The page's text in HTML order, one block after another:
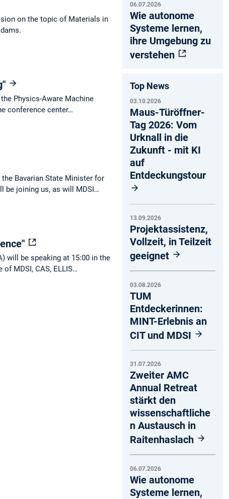
on the topic of Materials in
Physics-Aware Machine
conference center…
Bavarian State Minister for
be joining us, as will MDSI…
will be speaking at 15:00 in the
MDSI, CAS, ELLIS…
06.07.2026
Wie autonome
Systeme lernen,
ihre Umgebung zu
verstehen
Top News
03.10.2026
Maus-Türöffner-
Tag 2026: Vom
Urknall in die
Zukunft - mit KI
auf
Entdeckungstour
13.09.2026
Projektassistenz,
Vollzeit, in Teilzeit
geeignet
03.08.2026
TUM
Entdeckerinnen:
MINT-Erlebnis an
CIT und MDSI
31.07.2026
Zweiter AMC
Annual Retreat
stärkt den
wissenschaftliche
n Austausch in
Raitenhaslach
06.07.2026
Wie autonome
Systeme lernen,